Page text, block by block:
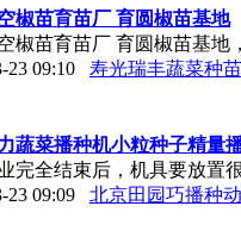
椒苗育苗厂 育圆椒苗基地
椒苗育苗厂 育圆椒苗基地
23 09:10
寿光瑞丰蔬菜种
蔬菜播种机小粒种子精量
完全结束后，机具要放置
23 09:09
北京田园巧播种